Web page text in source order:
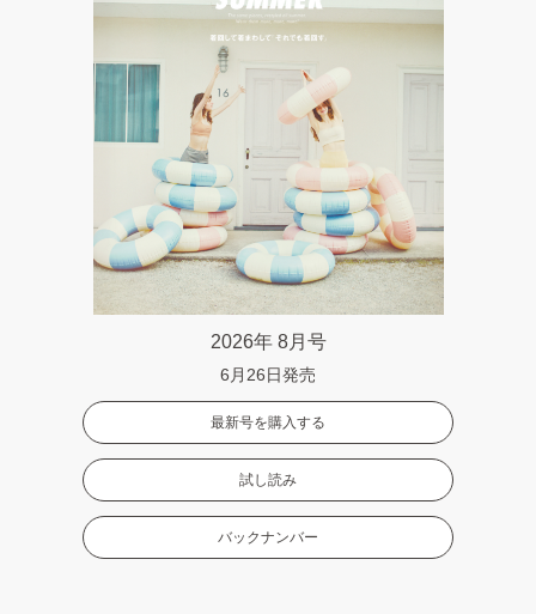
2026年 8月号
6月26日発売
最新号を購入する
試し読み
バックナンバー